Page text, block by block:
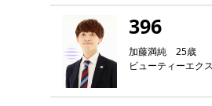
396
加藤満純 25歳
ビューティーエク